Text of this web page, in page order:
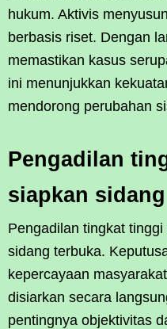
hukum. Aktivis
berbasis riset. Dengan
memastikan kasus
ini menunjukkan
mendorong perubahan
Pengadilan
siapkan
Pengadilan tingkat
sidang terbuka.
kepercayaan
disiarkan secara
pentingnya objektivitas